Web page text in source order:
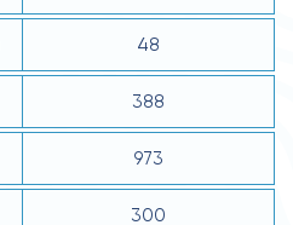
48
388
973
300